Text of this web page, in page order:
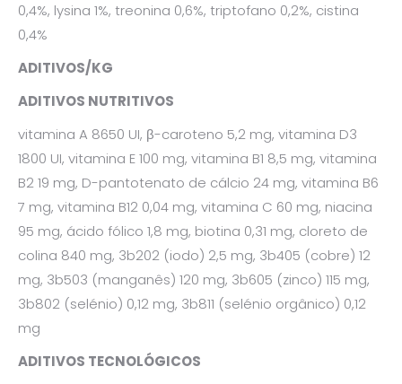
0,4%, lysina 1%, treonina 0,6%, triptofano 0,2%, cistina
0,4%
ADITIVOS/KG
ADITIVOS NUTRITIVOS
vitamina A 8650 UI, β-caroteno 5,2 mg, vitamina D3
1800 UI, vitamina E 100 mg, vitamina B1 8,5 mg, vitamina
B2 19 mg, D-pantotenato de cálcio 24 mg, vitamina B6
7 mg, vitamina B12 0,04 mg, vitamina C 60 mg, niacina
95 mg, ácido fólico 1,8 mg, biotina 0,31 mg, cloreto de
colina 840 mg, 3b202 (iodo) 2,5 mg, 3b405 (cobre) 12
mg, 3b503 (manganês) 120 mg, 3b605 (zinco) 115 mg,
3b802 (selénio) 0,12 mg, 3b811 (selénio orgânico) 0,12
mg
ADITIVOS TECNOLÓGICOS